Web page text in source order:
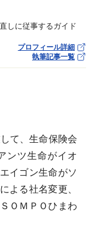
しに従事するガイド
プロフィール詳細
執筆記事一覧
て、生命保険会
ンツ生命がイオ
イゴン生命がソ
よる社名変更、
ＯＭＰＯひまわ